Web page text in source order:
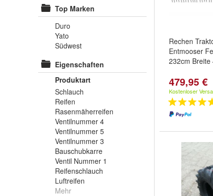
Top Marken
Duro
Yato
Südwest
Eigenschaften
Produktart
Schlauch
Reifen
Rasenmäherreifen
Ventilnummer 4
Ventilnummer 5
Ventilnummer 3
Bauschubkarre
Ventil Nummer 1
Reifenschlauch
Luftreifen
Mehr
Rechen
Entmooser
232cm Breite
479,95 €
Kostenloser